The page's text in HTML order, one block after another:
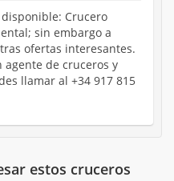
Crucero
sin embargo a
ofertas interesantes.
de cruceros y
llamar al +34 917 815
estos cruceros